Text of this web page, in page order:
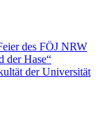
des FÖJ NRW
der Hase“
der Universität